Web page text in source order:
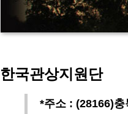
한국관상지원단
*주소 : (28166)